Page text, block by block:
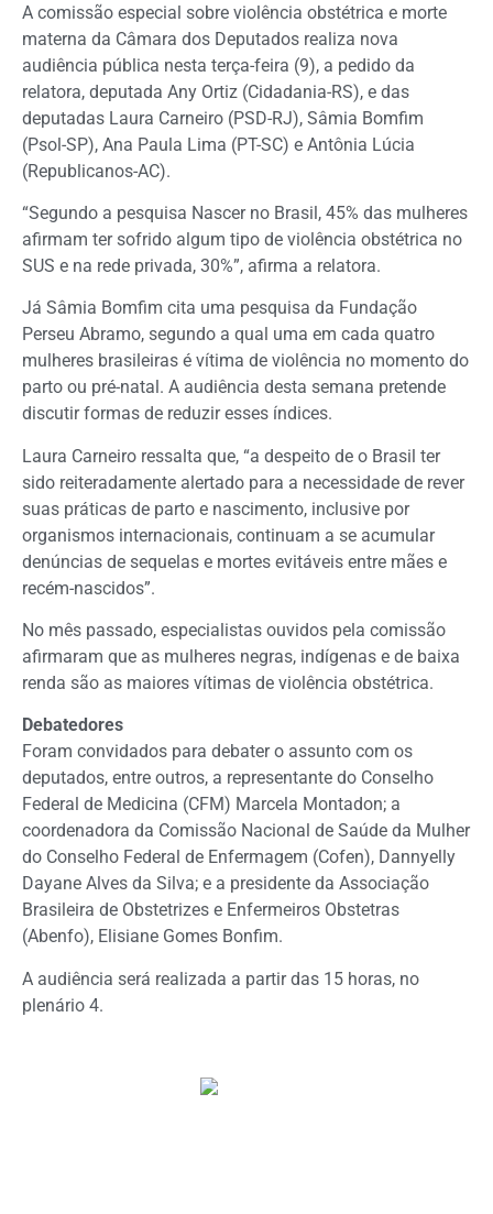
A comissão especial sobre violência obstétrica e morte
materna da Câmara dos Deputados realiza nova
audiência pública nesta terça-feira (9), a pedido da
relatora, deputada Any Ortiz (Cidadania-RS), e das
deputadas Laura Carneiro (PSD-RJ), Sâmia Bomfim
(Psol-SP), Ana Paula Lima (PT-SC) e Antônia Lúcia
(Republicanos-AC).
“Segundo a pesquisa Nascer no Brasil, 45% das mulheres
afirmam ter sofrido algum tipo de violência obstétrica no
SUS e na rede privada, 30%”, afirma a relatora.
Já Sâmia Bomfim cita uma pesquisa da Fundação
Perseu Abramo, segundo a qual uma em cada quatro
mulheres brasileiras é vítima de violência no momento do
parto ou pré-natal. A audiência desta semana pretende
discutir formas de reduzir esses índices.
Laura Carneiro ressalta que, “a despeito de o Brasil ter
sido reiteradamente alertado para a necessidade de rever
suas práticas de parto e nascimento, inclusive por
organismos internacionais, continuam a se acumular
denúncias de sequelas e mortes evitáveis entre mães e
recém-nascidos”.
No mês passado, especialistas ouvidos pela comissão
afirmaram que as mulheres negras, indígenas e de baixa
renda são as maiores vítimas de violência obstétrica.
Debatedores
Foram convidados para debater o assunto com os
deputados, entre outros, a representante do Conselho
Federal de Medicina (CFM) Marcela Montadon; a
coordenadora da Comissão Nacional de Saúde da Mulher
do Conselho Federal de Enfermagem (Cofen), Dannyelly
Dayane Alves da Silva; e a presidente da Associação
Brasileira de Obstetrizes e Enfermeiros Obstetras
(Abenfo), Elisiane Gomes Bonfim.
A audiência será realizada a partir das 15 horas, no
plenário 4.